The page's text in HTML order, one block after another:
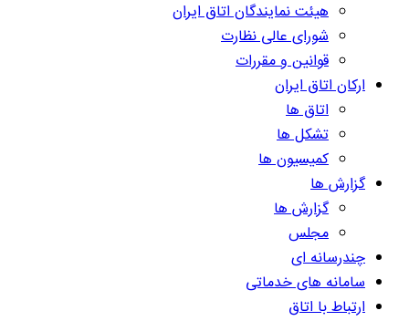
هیئت نمایندگان اتاق ایران
شورای عالی نظارت
قوانین و مقررات
ارکان اتاق ایران
اتاق ها
تشکل ها
کمیسیون ها
گزارش ها
گزارش ها
مجلس
چندرسانه ای
سامانه های خدماتی
ارتباط با اتاق